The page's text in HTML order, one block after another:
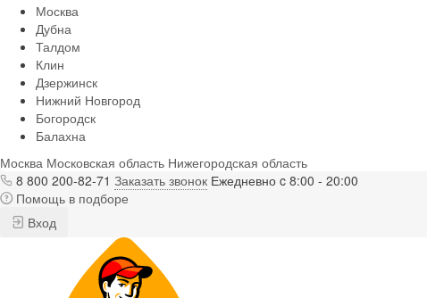
Москва
Дубна
Талдом
Клин
Дзержинск
Нижний Новгород
Богородск
Балахна
Москва Московская область Нижегородская область
8 800 200-82-71 Заказать звонок Ежедневно c 8:00 - 20:00
Помощь в подборе
Вход